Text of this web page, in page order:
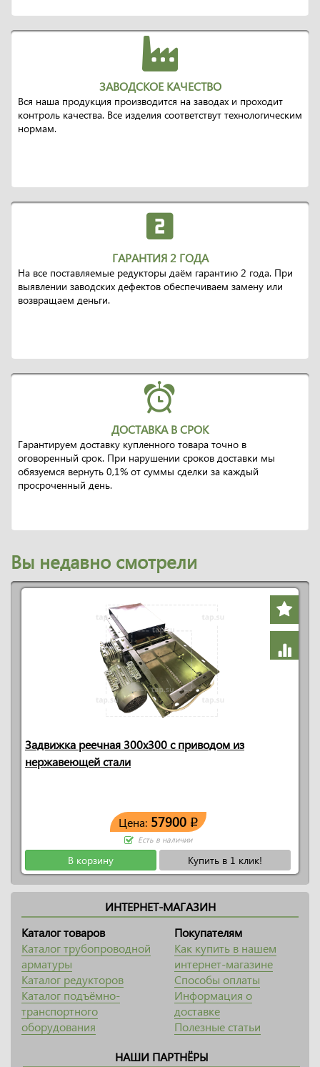
ЗАВОДСКОЕ КАЧЕСТВО
Вся наша продукция производится на заводах и проходит
контроль качества. Все изделия соответствут технологическим
нормам.
ГАРАНТИЯ 2 ГОДА
На все поставляемые редукторы даём гарантию 2 года. При
выявлении заводских дефектов обеспечиваем замену или
возвращаем деньги.
ДОСТАВКА В СРОК
Гарантируем доставку купленного товара точно в
оговоренный срок. При нарушении сроков доставки мы
обязуемся вернуть 0,1% от суммы сделки за каждый
просроченный день.
Вы недавно смотрели
Задвижка реечная 300x300 с приводом из
нержавеющей стали
Цена: 57900 q
Есть в наличии
В корзину Купить в 1 клик!
ИНТЕРНЕТ-МАГАЗИН
Каталог товаров
Каталог трубопроводной
арматуры
Каталог редукторов
Каталог подъёмно-
транспортного
оборудования
Покупателям
Как купить в нашем
интернет-магазине
Способы оплаты
Информация о
доставке
Полезные статьи
НАШИ ПАРТНЁРЫ